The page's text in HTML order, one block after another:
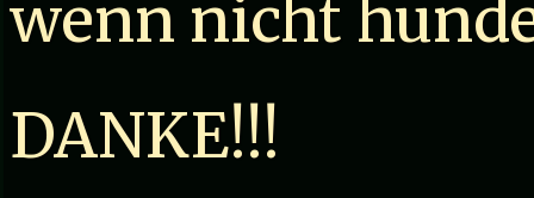
wenn nicht
DANKE!!!